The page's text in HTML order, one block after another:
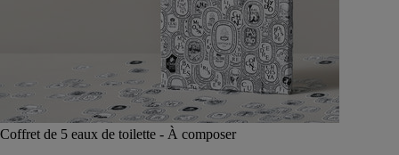
Coffret de 5 eaux de toilette - À composer